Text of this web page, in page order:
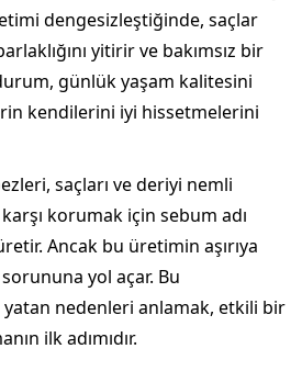
dengesizleştiğinde, saçlar
yitirir ve bakımsız bir
günlük yaşam kalitesini
kendilerini iyi hissetmelerini
saçları ve deriyi nemli
korumak için sebum adı
Ancak bu üretimin aşırıya
sorununa yol açar. Bu
nedenleri anlamak, etkili bir
ilk adımıdır.